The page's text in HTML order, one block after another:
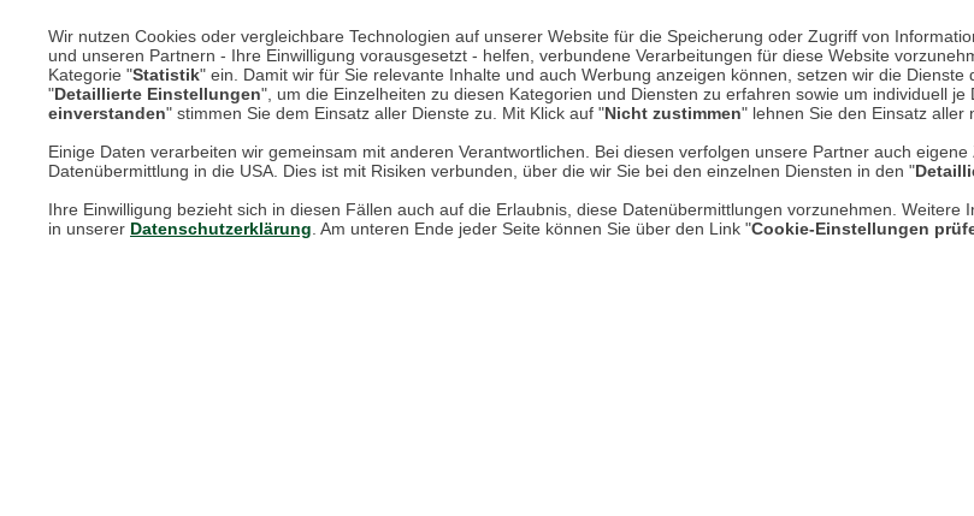
Wir nutzen Cookies oder vergleichbare Technologien auf unserer Website für die Speicherung oder Zugriff von
und unseren Partnern - Ihre Einwilligung vorausgesetzt - helfen, verbundene Verarbeitungen für diese Website
Kategorie "Statistik" ein. Damit wir für Sie relevante Inhalte und auch Werbung anzeigen können, setzen wir die Dienste
"Detaillierte Einstellungen", um die Einzelheiten zu diesen Kategorien und Diensten zu erfahren sowie um individuell
einverstanden" stimmen Sie dem Einsatz aller Dienste zu. Mit Klick auf "Nicht zustimmen" lehnen Sie den Einsatz aller
Einige Daten verarbeiten wir gemeinsam mit anderen Verantwortlichen. Bei diesen verfolgen unsere Partner auch
Datenübermittlung in die USA. Dies ist mit Risiken verbunden, über die wir Sie bei den einzelnen Diensten in den "
Ihre Einwilligung bezieht sich in diesen Fällen auch auf die Erlaubnis, diese Datenübermittlungen vorzunehmen.
in unserer Datenschutzerklärung. Am unteren Ende jeder Seite können Sie über den Link "Cookie-Einstellungen
Unsere Services für Sie
Online Magazin
Newsletter-Archiv
Größenberater
Mehr erfahren
Über uns
AGB
Datenschutz